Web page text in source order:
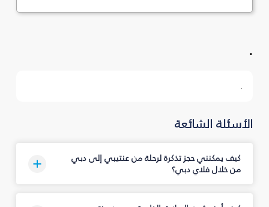
.
.
الأسئلة الشائعة
كيف يمكنني حجز تذكرة لرحلة من عنتيبي إلى دبي
من خلال فلاي دبي؟